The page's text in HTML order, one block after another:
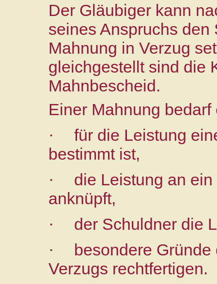
Der Gläubiger kann
seines Anspruchs
Mahnung in Verzug
gleichgestellt sind die
Mahnbescheid.
Einer Mahnung
·
für die Leistung
bestimmt ist,
·
die Leistung an
anknüpft,
· der Schuldner die
·
besondere
Verzugs rechtfertigen.